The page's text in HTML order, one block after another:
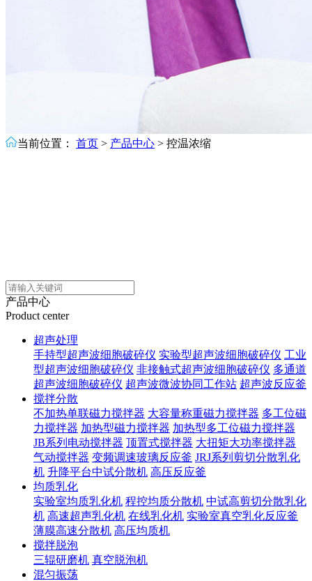
当前位置： 首页 > 产品中心 > 控温浓缩
产品中心
Product center
超声处理
手持型超声波细胞破碎仪 实验型超声波细胞破碎仪 工业
型超声波细胞破碎仪 非接触式超声波细胞破碎仪 多通道
超声波细胞破碎仪 超声波微波协同工作站 超声波反应釜
搅拌分散
不加热单联磁力搅拌器 大容量称重磁力搅拌器 多工位磁
力搅拌器 加热型磁力搅拌器 加热型多工位磁力搅拌器
JB系列电动搅拌器 顶置式搅拌器 大扭矩大功率搅拌器
气动搅拌器 变频调速玻璃反应釜 JRJ系列剪切分散乳化
机 升降平台中试分散机 高压反应釜
均质乳化
实验室均质乳化机 程控均质分散机 中试高剪切分散乳化
机 高速超声乳化机 在线乳化机 实验室真空乳化反应釜
薄膜高速分散机 高压均质机
搅拌脱泡
三辊研磨机 真空脱泡机
混匀振荡